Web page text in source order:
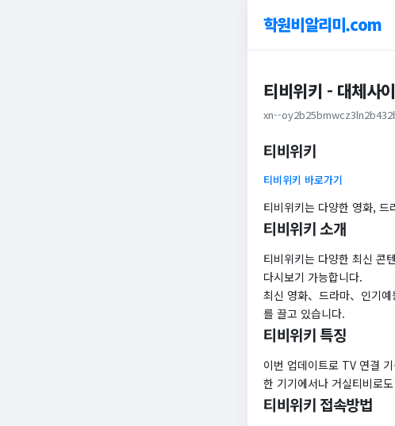
학원비알리미.com
티비위키 - 대체사
xn--
티비위키
티비위키 바로가기
티비위키는 다양한 영화,
티비위키 소개
티비위키는 다양한 최신 콘
다시보기 가능합니다.
최신 영화、드라마、인기
를 끌고 있습니다.
티비위키 특징
이번 업데이트로 TV 연결
한 기기에서나 거실티비로
티비위키 접속방법